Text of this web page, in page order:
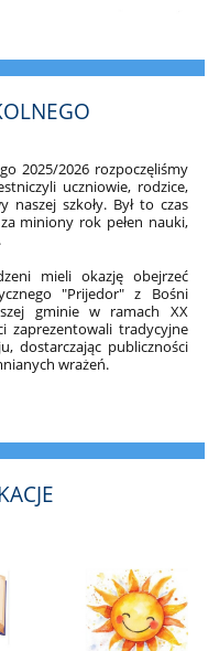
2025/2026 rozpoczęliśmy
uczniowie, rodzice,
naszej szkoły. Był to czas
miniony rok pełen nauki,
mieli okazję obejrzeć
"Prijedor" z Bośni
gminie w ramach XX
zaprezentowali tradycyjne
dostarczając publiczności
wrażeń.